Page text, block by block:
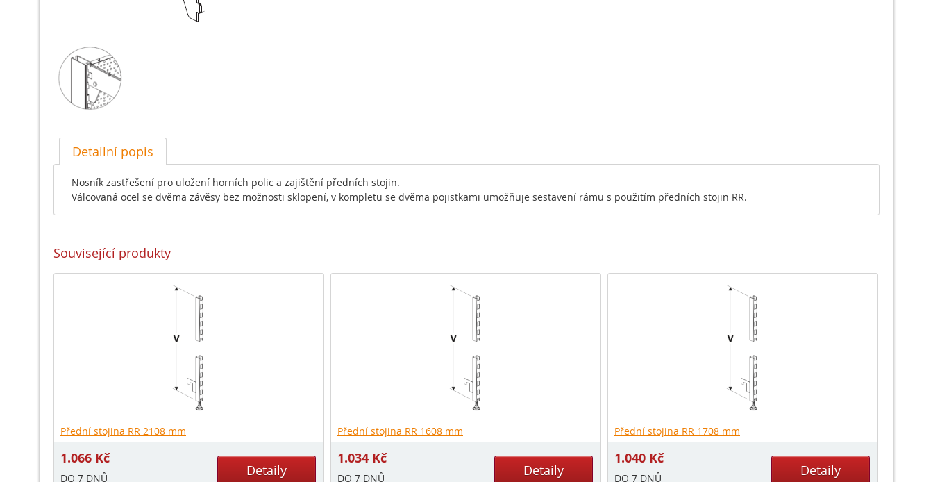
Detailní popis
Nosník zastřešení pro uložení horních polic a zajištění předních stojin.
Válcovaná ocel se dvěma závěsy bez možnosti sklopení, v kompletu se dvěma pojistkami umožňuje sestavení rámu s použitím předních stojin RR.
Související produkty
Přední stojina RR 2108 mm
1.066 Kč
DO 7 DNŮ Detaily
Přední stojina RR 1608 mm
1.034 Kč
DO 7 DNŮ Detaily
Přední stojina RR 1708 mm
1.040 Kč
DO 7 DNŮ Detaily